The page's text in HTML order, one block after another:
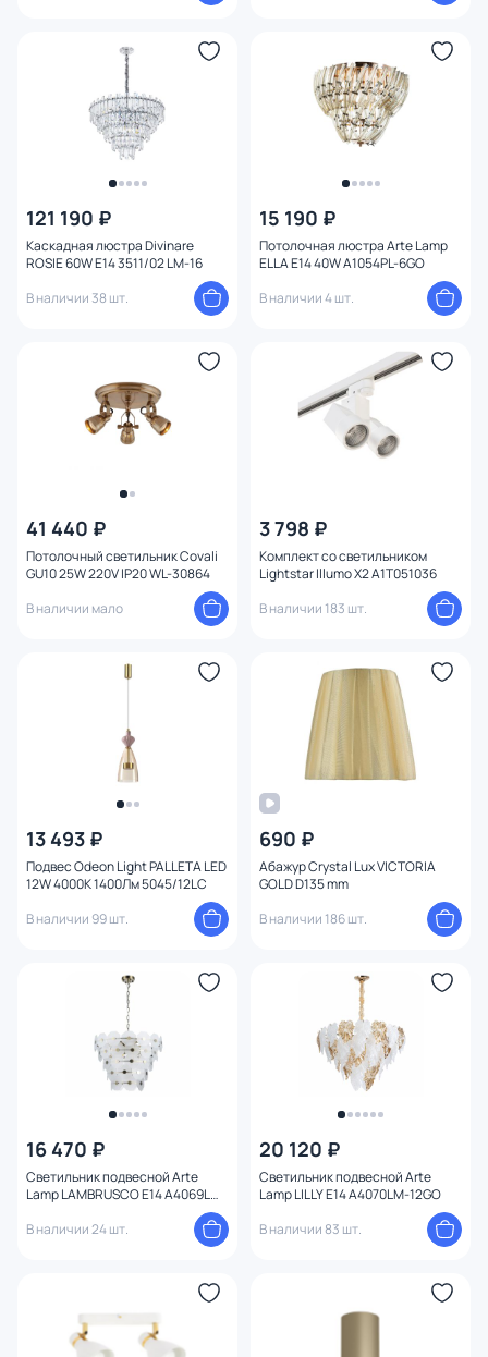
121 190 ₽
Каскадная люстра Divinare
ROSIE 60W E14 3511/02 LM-16
В наличии 38 шт.
15 190 ₽
Потолочная люстра Arte Lamp
ELLA E14 40W A1054PL-6GO
В наличии 4 шт.
41 440 ₽
Потолочный светильник Covali
GU10 25W 220V IP20 WL-30864
В наличии мало
3 798 ₽
Комплект со светильником
Lightstar Illumo X2 A1T051036
В наличии 183 шт.
13 493 ₽
Подвес Odeon Light PALLETA LED
12W 4000К 1400Лм 5045/12LC
В наличии 99 шт.
690 ₽
Абажур Crystal Lux VICTORIA
GOLD D135 mm
В наличии 186 шт.
16 470 ₽
Светильник подвесной Arte
Lamp LAMBRUSCO E14 A4069LM-
В наличии 24 шт.
20 120 ₽
Светильник подвесной Arte
Lamp LILLY E14 A4070LM-12GO
В наличии 83 шт.